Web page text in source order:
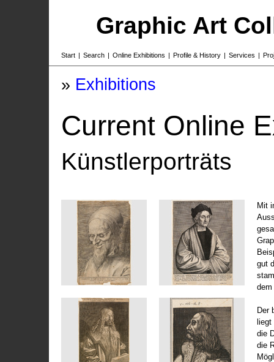
Graphic Art
Start | Search | Online Exhibitions | Profile & History | Services |
» Exhibitions
Current Online
Künstlerporträts
Mit
gut
dem
Der
die
die